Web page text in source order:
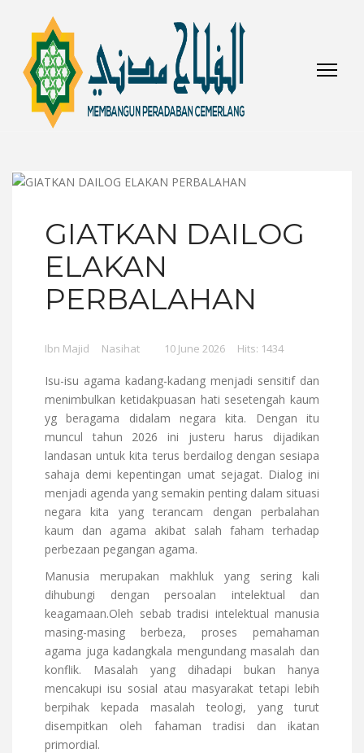
GIATKAN DAILOG
ELAKAN
PERBALAHAN
Ibn Majid Nasihat 10 June 2026 Hits: 1434
Isu-isu agama kadang-kadang menjadi sensitif dan
menimbulkan ketidakpuasan hati sesetengah kaum
yg beragama didalam negara kita. Dengan itu
muncul tahun 2026 ini justeru harus dijadikan
landasan untuk kita terus berdailog dengan sesiapa
sahaja demi kepentingan umat sejagat. Dialog ini
menjadi agenda yang semakin penting dalam situasi
negara kita yang terancam dengan perbalahan
kaum dan agama akibat salah faham terhadap
perbezaan pegangan agama.
Manusia merupakan makhluk yang sering kali
dihubungi dengan persoalan intelektual dan
keagamaan.Oleh sebab tradisi intelektual manusia
masing-masing berbeza, proses pemahaman
agama juga kadangkala mengundang masalah dan
konflik. Masalah yang dihadapi bukan hanya
mencakupi isu sosial atau masyarakat tetapi lebih
berpihak kepada masalah teologi, yang turut
disempitkan oleh fahaman tradisi dan ikatan
primordial.